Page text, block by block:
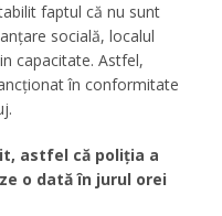
faptul că nu sunt
socială, localul
capacitate. Astfel,
în conformitate
astfel că poliția a
o dată în jurul orei